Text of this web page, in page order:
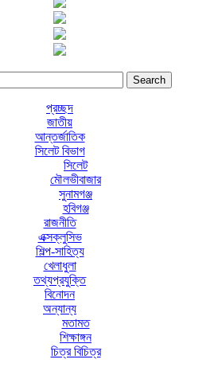
প্রচ্ছদ
জাতীয়
আন্তর্জাতিক
সিলেট বিভাগ
সিলেট
মৌলভীবাজার
সুনামগঞ্জ
হবিগঞ্জ
রাজনীতি
এক্সক্লুসিভ
শিল্প-সাহিত্য
খেলাধুলা
তথ্যপ্রযুক্তি
বিনোদন
অন্যান্য
মতামত
শিক্ষাঙ্গন
চিত্র বিচিত্র